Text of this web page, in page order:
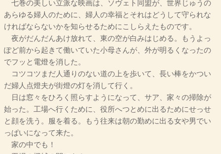
七巻の美しい立派な映画は、ソヴェト同盟が、世界じゅうの
あらゆる婦人のために、婦人の幸福とそれはどうして守られな
ければならないかを知らせるためにこしらえたものです。
夜がだんだんあけ放れて、東の空が白みはじめる。もうよっ
ぽど前から起きて働いていた小母さんが、外が明るくなったの
でフッと電燈を消した。
コツコツまだ人通りのない道の上を歩いて、長い棒をかつい
だ婦人点燈夫が街燈の灯を消して行く。
日は窓々をひろく照らすようになって、サア、家々の掃除が
始った。工場へ行くために、役所へつとめに出るためにせっせ
と顔を洗う。服を着る。もう往来は朝の勤めに出る女や男でい
っぱいになって来た。
家の中でも！